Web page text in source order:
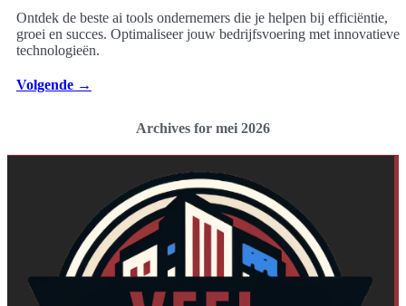
Ontdek de beste ai tools ondernemers die je helpen bij efficiëntie,
groei en succes. Optimaliseer jouw bedrijfsvoering met innovatieve
technologieën.
Volgende →
Archives for mei 2026